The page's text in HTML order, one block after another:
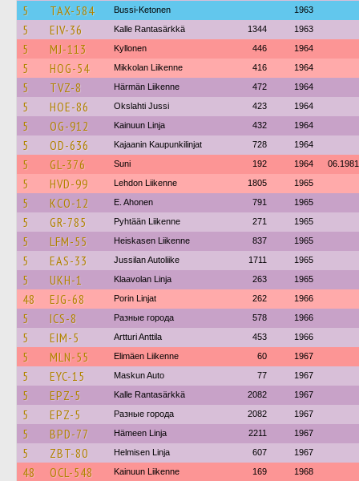
5 TAX-584 Bussi-Ketonen 1963
5 EIV-36 Kalle Rantasärkkä 1344 1963
5 MJ-113 Kyllonen 446 1964
5 HOG-54 Mikkolan Liikenne 416 1964
5 TVZ-8 Härmän Liikenne 472 1964
5 HOE-86 Okslahti Jussi 423 1964
5 OG-912 Kainuun Linja 432 1964
5 OD-636 Kajaanin Kaupunkilinjat 728 1964
5 GL-376 Suni 192 1964 06.1981
5 HVD-99 Lehdon Liikenne 1805 1965
5 KCO-12 E. Ahonen 791 1965
5 GR-785 Pyhtään Liikenne 271 1965
5 LFM-55 Heiskasen Liikenne 837 1965
5 EAS-33 Jussilan Autoliike 1711 1965
5 UKH-1 Klaavolan Linja 263 1965
48 EJG-68 Porin Linjat 262 1966
5 ICS-8 Разные города 578 1966
5 EIM-5 Artturi Anttila 453 1966
5 MLN-55 Elimäen Liikenne 60 1967
5 EYC-15 Maskun Auto 77 1967
5 EPZ-5 Kalle Rantasärkkä 2082 1967
5 EPZ-5 Разные города 2082 1967
5 BPD-77 Hämeen Linja 2211 1967
5 ZBT-80 Helmisen Linja 607 1967
48 OCL-548 Kainuun Liikenne 169 1968